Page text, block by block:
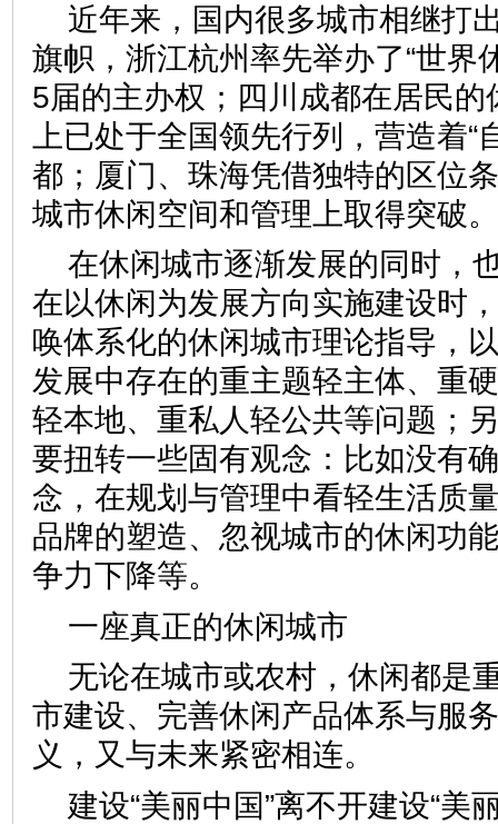
近年来，国内很多城市相继打
旗帜，浙江杭州率先举办了“世界
5届的主办权；四川成都在居民
上已处于全国领先行列，营造着“
都；厦门、珠海凭借独特的区位
城市休闲空间和管理上取得突破。
在休闲城市逐渐发展的同时，
在以休闲为发展方向实施建设时
唤体系化的休闲城市理论指导，
发展中存在的重主题轻主体、重
轻本地、重私人轻公共等问题；
要扭转一些固有观念：比如没有
念，在规划与管理中看轻生活质
品牌的塑造、忽视城市的休闲功
争力下降等。
一座真正的休闲城市
无论在城市或农村，休闲都是
市建设、完善休闲产品体系与服
义，又与未来紧密相连。
建设“美丽中国”离不开建设“美